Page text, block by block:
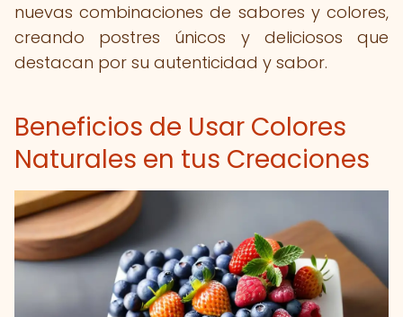
nuevas combinaciones de sabores y colores,
creando postres únicos y deliciosos que
destacan por su autenticidad y sabor.
Beneficios de Usar Colores
Naturales en tus Creaciones